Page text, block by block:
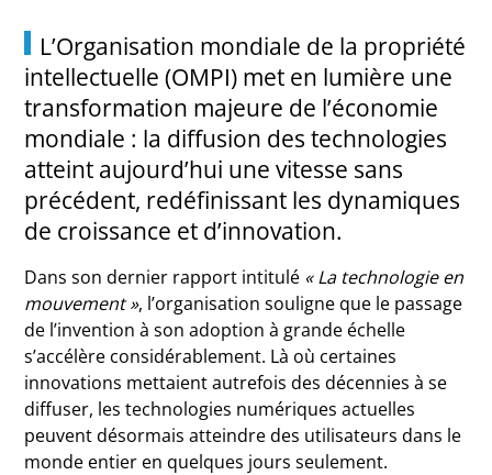
L’Organisation mondiale de la propriété
intellectuelle (OMPI) met en lumière une
transformation majeure de l’économie
mondiale : la diffusion des technologies
atteint aujourd’hui une vitesse sans
précédent, redéfinissant les dynamiques
de croissance et d’innovation.
Dans son dernier rapport intitulé « La technologie en
mouvement », l’organisation souligne que le passage
de l’invention à son adoption à grande échelle
s’accélère considérablement. Là où certaines
innovations mettaient autrefois des décennies à se
diffuser, les technologies numériques actuelles
peuvent désormais atteindre des utilisateurs dans le
monde entier en quelques jours seulement.